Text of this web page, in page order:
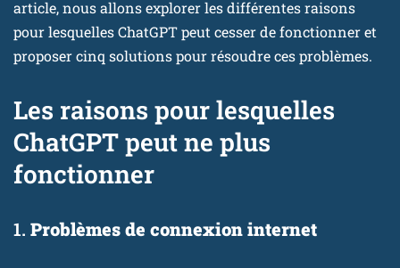
article, nous allons explorer les différentes raisons
pour lesquelles ChatGPT peut cesser de fonctionner et
proposer cinq solutions pour résoudre ces problèmes.
Les raisons pour lesquelles
ChatGPT peut ne plus
fonctionner
1. Problèmes de connexion internet